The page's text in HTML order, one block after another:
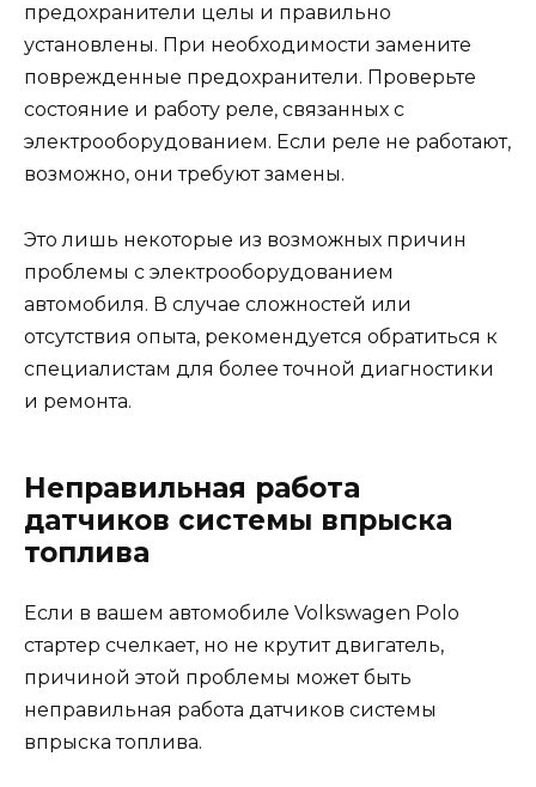
предохранители целы и правильно
установлены. При необходимости замените
поврежденные предохранители. Проверьте
состояние и работу реле, связанных с
электрооборудованием. Если реле не работают,
возможно, они требуют замены.
Это лишь некоторые из возможных причин
проблемы с электрооборудованием
автомобиля. В случае сложностей или
отсутствия опыта, рекомендуется обратиться к
специалистам для более точной диагностики
и ремонта.
Неправильная работа
датчиков системы впрыска
топлива
Если в вашем автомобиле Volkswagen Polo
стартер счелкает, но не крутит двигатель,
причиной этой проблемы может быть
неправильная работа датчиков системы
впрыска топлива.